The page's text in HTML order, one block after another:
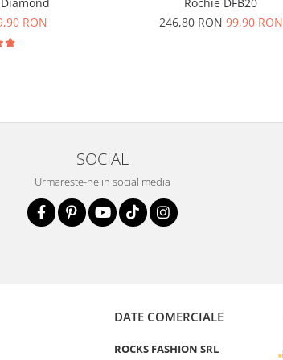
RON
246,80 RON99,90 RON
SOCIAL
Urmareste-ne in social media
DATE COMERCIALE
ROCKS FASHION SRL